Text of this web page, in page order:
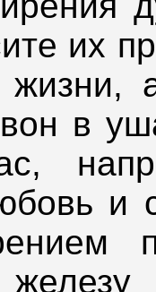
их
жизни,
в